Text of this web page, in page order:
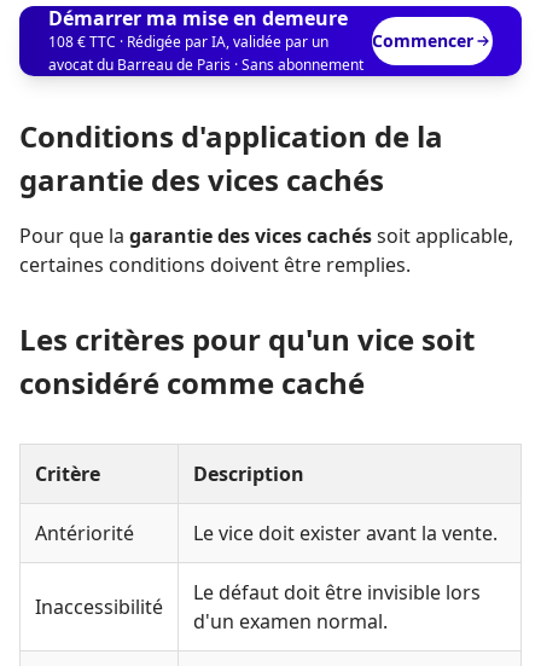
Démarrer ma mise en demeure
108 € TTC · Rédigée par IA, validée par un
avocat du Barreau de Paris · Sans abonnement
Commencer
Conditions d'application de la
garantie des vices cachés
Pour que la garantie des vices cachéssoit applicable,
certaines conditions doivent être remplies.
Les critères pour qu'un vice soit
considéré comme caché
Critère Description
Antériorité Le vice doit exister avant la vente.
Inaccessibilité
Le défaut doit être invisible lors
d'un examen normal.